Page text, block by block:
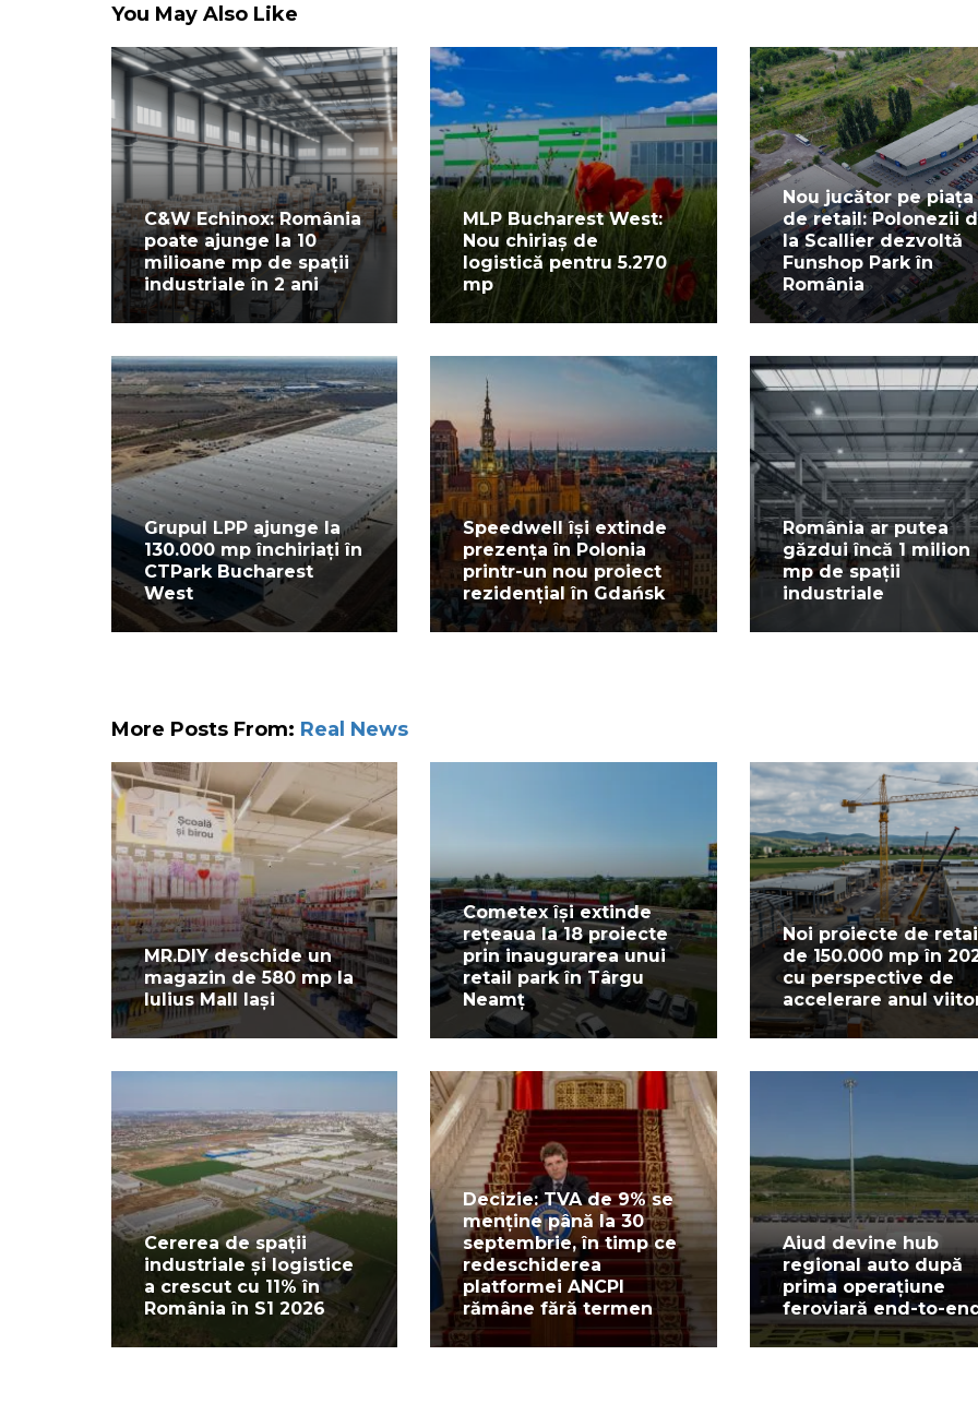
You May Also Like
C&W Echinox: România
poate ajunge la 10
milioane mp de spații
industriale în 2 ani
MLP Bucharest West:
Nou chiriaș de
logistică pentru 5.270
mp
Nou jucător pe piața
de retail: Polonezii
la Scallier dezvoltă
Funshop Park în
România
Grupul LPP ajunge la
130.000 mp închiriați în
CTPark Bucharest
West
Speedwell își extinde
prezența în Polonia
printr-un nou proiect
rezidențial în Gdańsk
România ar putea
găzdui încă 1 milion
mp de spații
industriale
More Posts From: Real News
MR.DIY deschide un
magazin de 580 mp la
Iulius Mall Iași
Cometex își extinde
rețeaua la 18 proiecte
prin inaugurarea unui
retail park în Târgu
Neamț
Noi proiecte de
de 150.000 mp în
cu perspective de
accelerare anul
Cererea de spații
industriale și logistice
a crescut cu 11% în
România în S1 2026
Decizie: TVA de 9% se
menține până la 30
septembrie, în timp ce
redeschiderea
platformei ANCPI
rămâne fără termen
Aiud devine hub
regional auto după
prima operațiune
feroviară end-to-